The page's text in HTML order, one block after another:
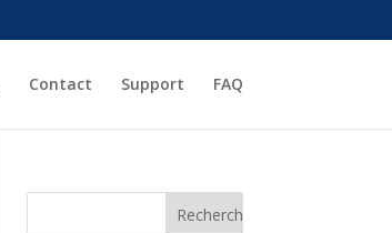
Contact Support FAQ